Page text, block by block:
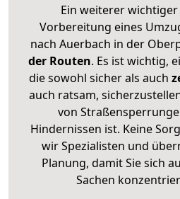
Ein weiterer
Vorbereitung eines
nach Auerbach in der
der Routen. Es ist wichtig,
die sowohl sicher als auch
auch ratsam,
von
Hindernissen ist. Keine
wir Spezialisten und
Planung, damit Sie sich
Sachen